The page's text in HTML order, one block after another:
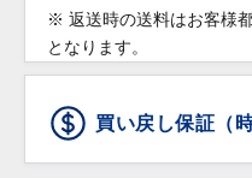
革ベルトなどの消耗品
傷などの外観上の変化
用いただけます
※ ショッピングローン
頂けます。オンライン
せんので予めご了承下さ
ショッピングローンは
佐川急便の受取人確認
す。
返品条件
通信販売で購入した
商品お受け取り後、
※ 返送時の送料はお客様
となります。
買い戻し保証（